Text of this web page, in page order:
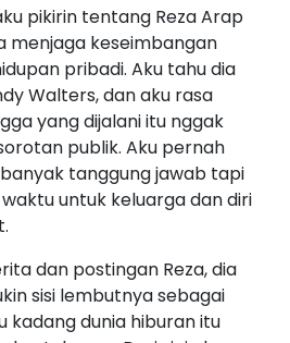
pikirin tentang Reza Arap
menjaga keseimbangan
pribadi. Aku tahu dia
Walters, dan aku rasa
yang dijalani itu nggak
publik. Aku pernah
tanggung jawab tapi
untuk keluarga dan diri
dan postingan Reza, dia
sisi lembutnya sebagai
kadang dunia hiburan itu